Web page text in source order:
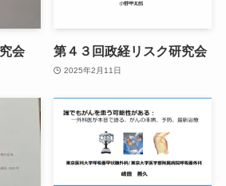
会 第４３回政経リスク研究会
2025年2月11日